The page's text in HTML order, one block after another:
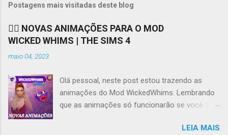
Postagens mais visitadas deste blog
❤️‍🔥 NOVAS ANIMAÇÕES PARA O MOD
WICKED WHIMS | THE SIMS 4
maio 04, 2023
Olá pessoal, neste post estou trazendo as
animações do Mod WickedWhims. Lembrando
que as animações só funcionarão se você tiver
acessar os links para download do Mod e da
LEIA MAIS